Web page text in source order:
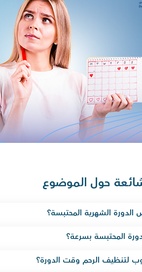
حول الموضوع
الشهرية المحتبسة؟
المحتبسة بسرعة؟
لتنظيف الرحم وقت الدورة؟